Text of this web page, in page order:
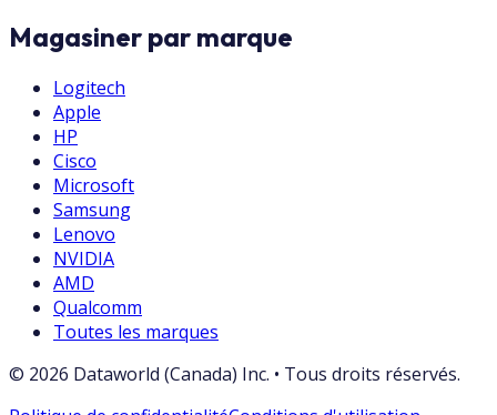
Magasiner par marque
Logitech
Apple
HP
Cisco
Microsoft
Samsung
Lenovo
NVIDIA
AMD
Qualcomm
Toutes les marques
© 2026 Dataworld (Canada) Inc. • Tous droits réservés.